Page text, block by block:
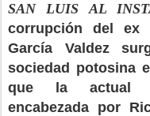
SAN LUIS AL
corrupción del ex
García Valdez
sociedad potosina
que la actual
encabezada por